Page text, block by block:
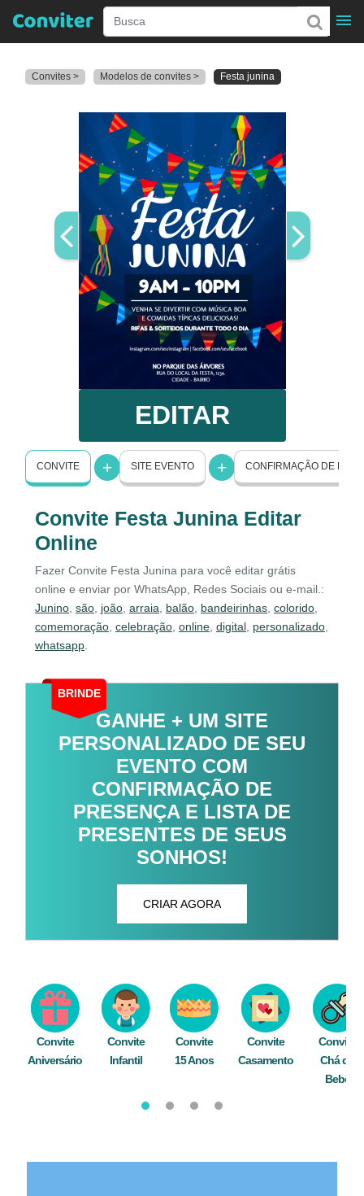
Convites > Modelos de convites > Festa junina
EDITAR
CONVITE SITE EVENTO CONFIRMAÇÃO DE
Convite Festa Junina Editar
Online
Fazer Convite Festa Junina para você editar grátis
online e enviar por WhatsApp, Redes Sociais ou e-mail.:
Junino são joão arraia balão bandeirinhas colorido
comemoração celebração online digital personalizado
whatsapp
BRINDE
GANHE + UM SITE
PERSONALIZADO DE SEU
EVENTO COM
CONFIRMAÇÃO DE
PRESENÇA E LISTA DE
PRESENTES DE SEUS
SONHOS!
CRIAR AGORA
Convite
Aniversário
Convite
Infantil
Convite
15 Anos
Convite
Casamento
Convite
Chá de
Bebê